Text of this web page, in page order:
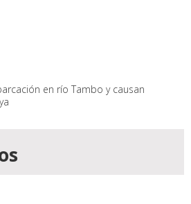
en río Tambo y causan